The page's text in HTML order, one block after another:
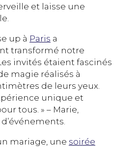
et laisse une
up à Paris a
transformé notre
invités étaient fascinés
magie réalisés à
de leurs yeux.
unique et
tous. » – Marie,
mariage, une soirée